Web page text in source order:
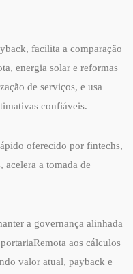
facilita a comparação
energia solar e reformas
de serviços, e usa
confiáveis.
oferecido por fintechs,
acelera a tomada de
a governança alinhada
aos cálculos
valor atual, payback e